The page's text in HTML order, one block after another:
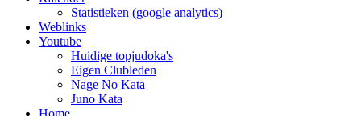
Statistieken (google analytics)
Weblinks
Youtube
Huidige topjudoka's
Eigen Clubleden
Nage No Kata
Juno Kata
Home